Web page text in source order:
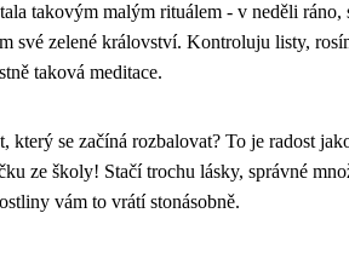
takovým malým rituálem - v neděli ráno,
své zelené království. Kontroluju listy,
taková meditace.
se začíná rozbalovat? To je radost
ze školy! Stačí trochu lásky, správné
vám to vrátí stonásobně.